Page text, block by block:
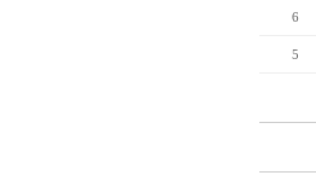
6
5